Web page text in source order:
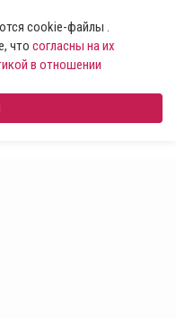
cookie-файлы .
что согласны на их
в отношении